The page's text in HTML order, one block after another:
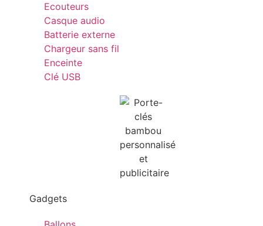
Ecouteurs
Casque audio
Batterie externe
Chargeur sans fil
Enceinte
Clé USB
Gadgets